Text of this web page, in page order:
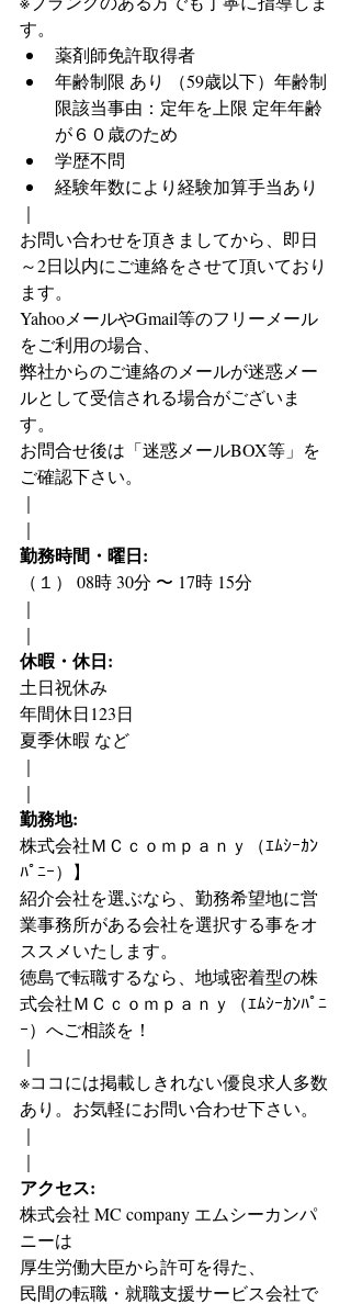
す。
薬剤師免許取得者
年齢制限 あり （59歳以下）年齢制
限該当事由：定年を上限 定年年齢
が６０歳のため
学歴不問
経験年数により経験加算手当あり
｜
お問い合わせを頂きましてから、即日
～2日以内にご連絡をさせて頂いており
ます。
YahooメールやGmail等のフリーメール
をご利用の場合、
弊社からのご連絡のメールが迷惑メー
ルとして受信される場合がございま
す。
お問合せ後は「迷惑メールBOX等」を
ご確認下さい。
｜
｜
勤務時間・曜日:
（１） 08時 30分 〜 17時 15分
｜
｜
休暇・休日:
土日祝休み
年間休日123日
夏季休暇 など
｜
｜
勤務地:
株式会社ＭＣｃｏｍｐａｎｙ（ｴﾑｼｰｶﾝ
ﾊﾟﾆｰ）】
紹介会社を選ぶなら、勤務希望地に営
業事務所がある会社を選択する事をオ
ススメいたします。
徳島で転職するなら、地域密着型の株
式会社ＭＣｃｏｍｐａｎｙ（ｴﾑｼｰｶﾝﾊﾟﾆ
ｰ）へご相談を！
｜
※ココには掲載しきれない優良求人多数
あり。お気軽にお問い合わせ下さい。
｜
｜
アクセス:
株式会社 MC company エムシーカンパ
ニーは
厚生労働大臣から許可を得た、
民間の転職・就職支援サービス会社で